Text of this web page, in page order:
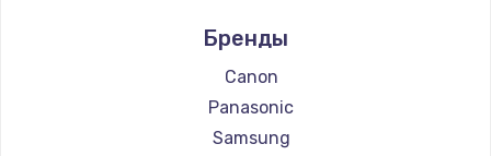
900 руб.
Заказать
Бренды
Canon
Panasonic
Samsung